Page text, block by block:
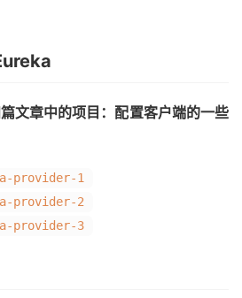
文章中的项目：配置客户端的一些
provider-1
provider-2
provider-3